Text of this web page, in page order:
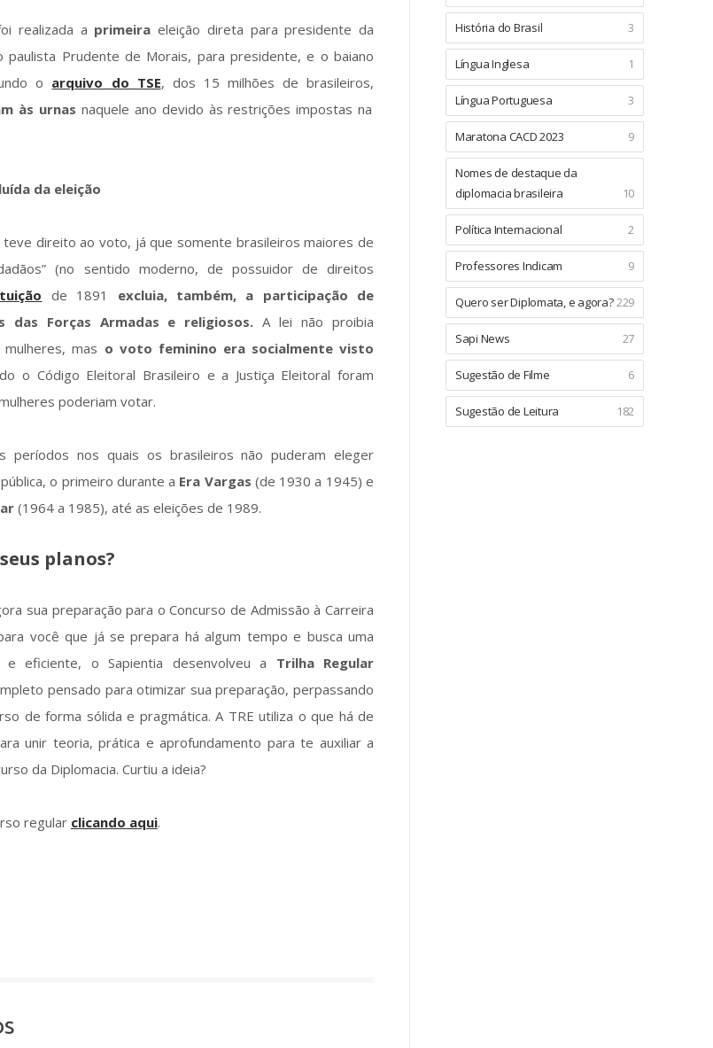
realizada a primeira eleição direta para presidente da
paulista Prudente de Morais, para presidente, e o baiano
o arquivo do TSE, dos 15 milhões de brasileiros,
às urnas naquele ano devido às restrições impostas na
da eleição
teve direito ao voto, já que somente brasileiros maiores de
(no sentido moderno, de possuidor de direitos
de 1891 excluia, também, a participação de
das Forças Armadas e religiosos. A lei não proibia
mas o voto feminino era socialmente visto
o Código Eleitoral Brasileiro e a Justiça Eleitoral foram
poderiam votar.
períodos nos quais os brasileiros não puderam eleger
o primeiro durante a Era Vargas (de 1930 a 1945) e
(1964 a 1985), até as eleições de 1989.
planos?
sua preparação para o Concurso de Admissão à Carreira
você que já se prepara há algum tempo e busca uma
eficiente, o Sapientia desenvolveu a Trilha Regular
pensado para otimizar sua preparação, perpassando
de forma sólida e pragmática. A TRE utiliza o que há de
unir teoria, prática e aprofundamento para te auxiliar a
da Diplomacia. Curtiu a ideia?
regular clicando aqui.
História do Brasil 3
Língua Inglesa 1
Língua Portuguesa 3
Maratona CACD 2023 9
Nomes de destaque da
diplomacia brasileira
10
Política Internacional 2
Professores Indicam 9
Quero ser Diplomata, e agora?229
Sapi News 27
Sugestão de Filme 6
Sugestão de Leitura 182